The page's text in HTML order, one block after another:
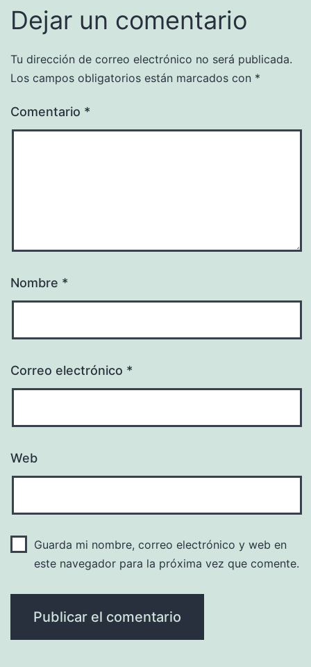
Dejar un comentario
Tu dirección de correo electrónico no será publicada.
Los campos obligatorios están marcados con *
Comentario *
Nombre *
Correo electrónico *
Web
Guarda mi nombre, correo electrónico y web en
este navegador para la próxima vez que comente.